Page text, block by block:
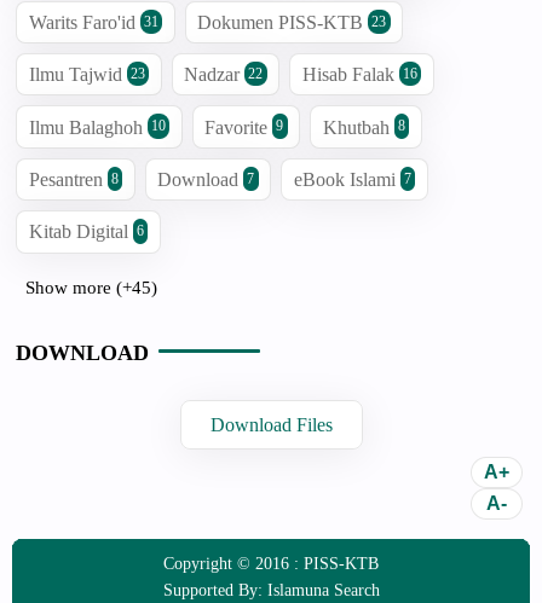
Warits Faro'id 31 Dokumen PISS-KTB 23
Ilmu Tajwid 23 Nadzar 22 Hisab Falak 16
Ilmu Balaghoh 10 Favorite 9 Khutbah 8
Pesantren 8 Download 7 eBook Islami 7
Kitab Digital 6
Show more (+45)
DOWNLOAD
Download Files
Copyright © 2016 : PISS-KTB
Supported By: Islamuna Search